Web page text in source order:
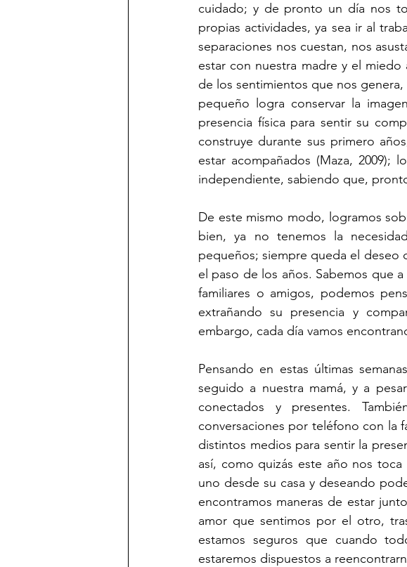
cuidado; y de pronto un día nos
propias actividades, ya sea ir al
separaciones nos cuestan, nos
estar con nuestra madre y el miedo
de los sentimientos que nos
pequeño logra conservar la
presencia física para sentir su
construye durante sus primero
estar acompañados (Maza, 2009);
independiente, sabiendo que,
De este mismo modo, logramos
bien, ya no tenemos la
pequeños; siempre queda el deseo
el paso de los años. Sabemos que
familiares o amigos, podemos
extrañando su presencia y
embargo, cada día vamos
Pensando en estas últimas
seguido a nuestra mamá, y a
conectados y presentes.
conversaciones por teléfono con la
distintos medios para sentir la
así, como quizás este año nos
uno desde su casa y deseando
encontramos maneras de estar
amor que sentimos por el otro,
estamos seguros que cuando
estaremos dispuestos a